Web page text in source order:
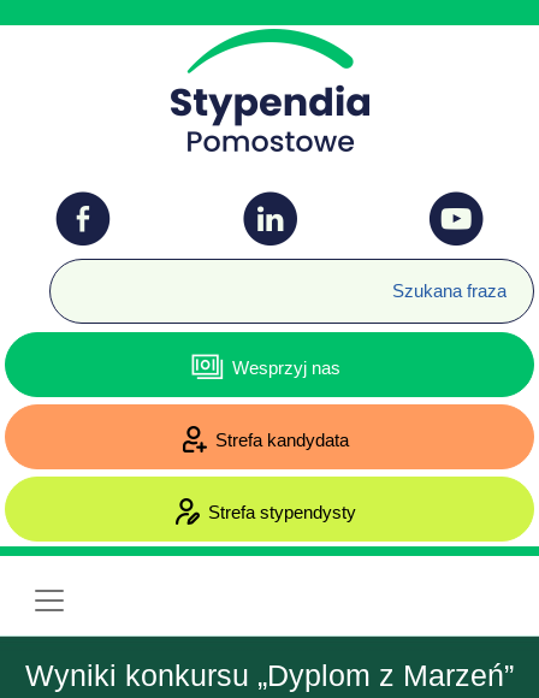
Wesprzyj nas
Strefa kandydata
Strefa stypendysty
Wyniki konkursu „Dyplom z Marzeń”